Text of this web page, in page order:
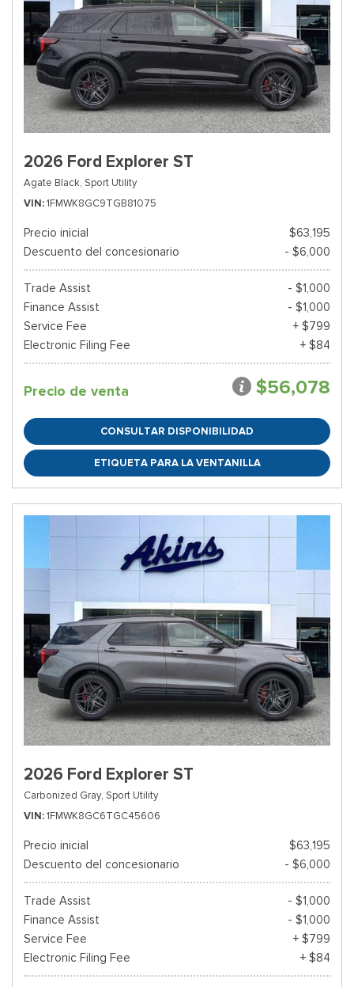
2026 Ford Explorer ST
Agate Black, Sport Utility
VIN 1FMWK8GC9TGB81075
Precio inicial
$63,195
Descuento del concesionario
- $6,000
Trade Assist
- $1,000
Finance Assist
- $1,000
Service Fee
+ $799
Electronic Filing Fee
+ $84
Precio de venta $56,078
CONSULTAR DISPONIBILIDAD
ETIQUETA PARA LA VENTANILLA
2026 Ford Explorer ST
Carbonized Gray, Sport Utility
VIN 1FMWK8GC6TGC45606
Precio inicial
$63,195
Descuento del concesionario
- $6,000
Trade Assist
- $1,000
Finance Assist
- $1,000
Service Fee
+ $799
Electronic Filing Fee
+ $84